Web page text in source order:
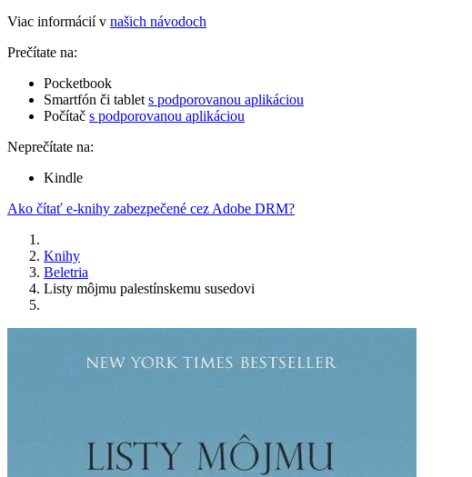
Viac informácií v našich návodoch
Prečítate na:
Pocketbook
Smartfón či tablet s podporovanou aplikáciou
Počítač s podporovanou aplikáciou
Neprečítate na:
Kindle
Ako čítať e-knihy zabezpečené cez Adobe DRM?
Knihy
Beletria
Listy môjmu palestínskemu susedovi